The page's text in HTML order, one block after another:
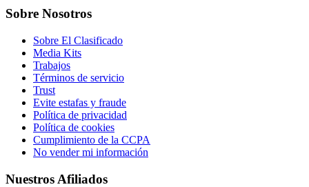
Sobre Nosotros
Sobre El Clasificado
Media Kits
Trabajos
Términos de servicio
Trust
Evite estafas y fraude
Política de privacidad
Política de cookies
Cumplimiento de la CCPA
No vender mi información
Nuestros Afiliados